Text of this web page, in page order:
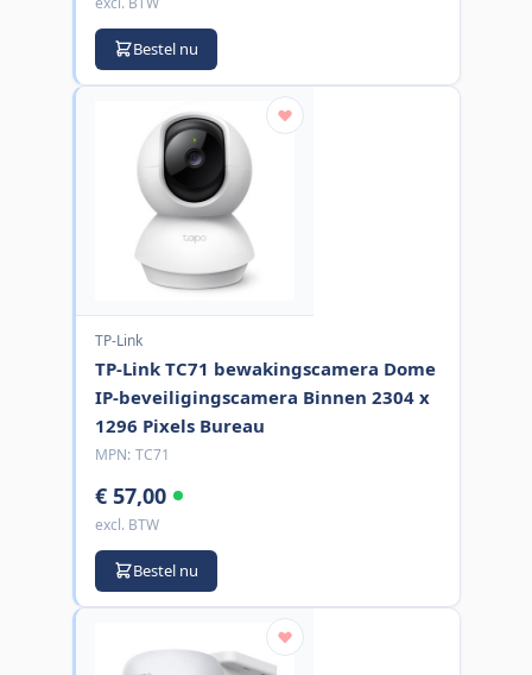
Bestel nu
TP-Link
TP-Link TC71 bewakingscamera Dome
IP-beveiligingscamera Binnen 2304 x
1296 Pixels Bureau
MPN: TC71
€ 57,00
excl. BTW
Bestel nu